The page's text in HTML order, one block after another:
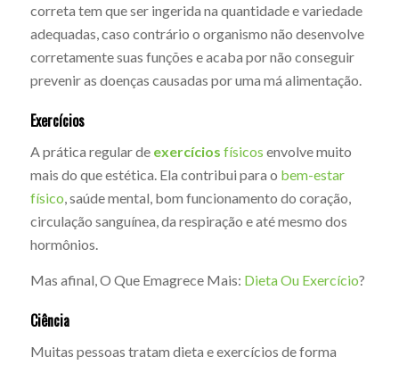
correta tem que ser ingerida na quantidade e variedade
adequadas, caso contrário o organismo não desenvolve
corretamente suas funções e acaba por não conseguir
prevenir as doenças causadas por uma má alimentação.
Exercícios
A prática regular de exercícios físicos envolve muito
mais do que estética. Ela contribui para o bem-estar
físico, saúde mental, bom funcionamento do coração,
circulação sanguínea, da respiração e até mesmo dos
hormônios.
Mas afinal, O Que Emagrece Mais: Dieta Ou Exercício?
Ciência
Muitas pessoas tratam dieta e exercícios de forma